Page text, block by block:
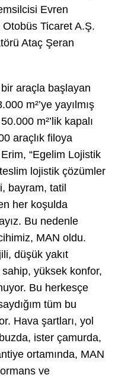
Evren
Ticaret A.Ş.
Ataç Şeran
bir araçla başlayan
m²’ye yayılmış
m²’lik kapalı
araçlık filoya
Erim, “Egelim Lojistik
lojistik çözümler
bayram, tatil
her koşulda
Bu nedenle
MAN oldu.
düşük yakıt
yüksek konfor,
Bu herkesçe
tüm bu
Hava şartları, yol
ister çamurda,
ortamında, MAN
ve